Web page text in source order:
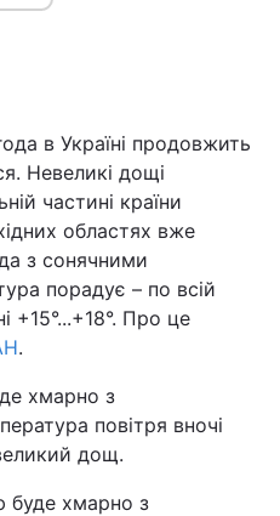
Війна
Політика
Світ
Лайт
Інциденти
Туризм
в Україні продовжить
Невеликі дощі
частині країни
областях вже
з сонячними
порадує – по всій
+15°...+18°. Про це
.
хмарно з
повітря вночі
дощ.
буде хмарно з